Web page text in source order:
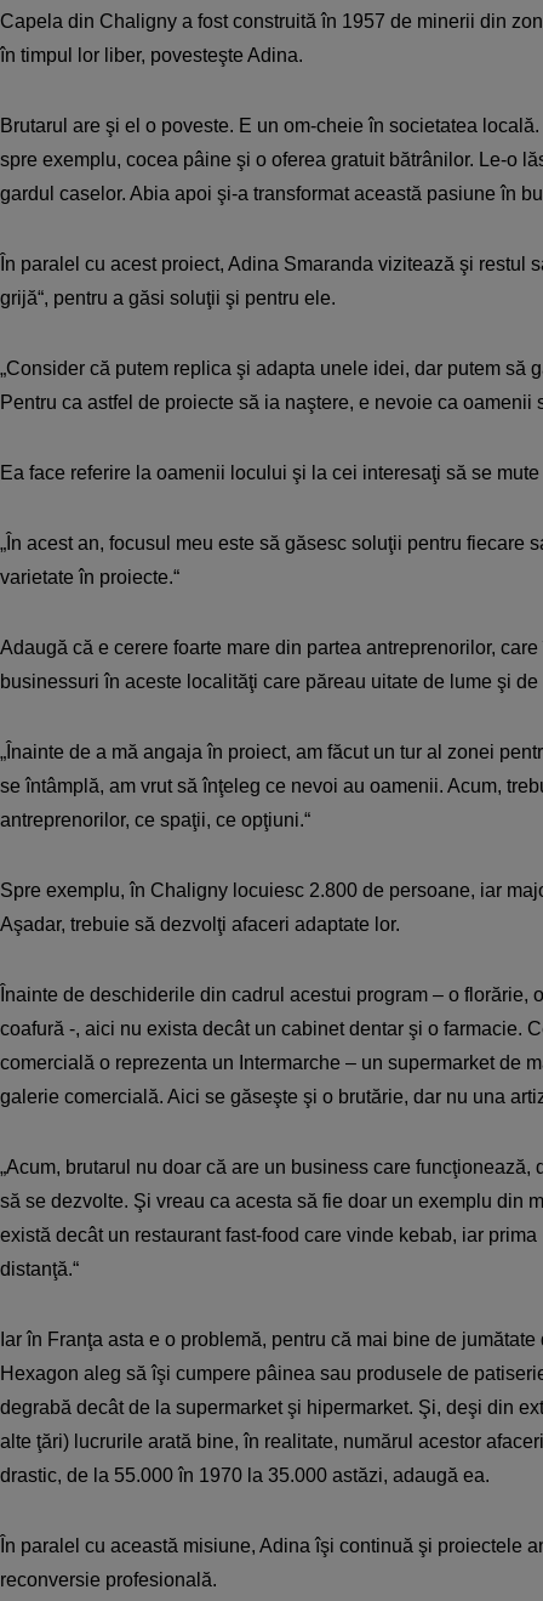
Capela din Chaligny a fost construită în 1957 de minerii din
în timpul lor liber, povesteşte Adina.
Brutarul are şi el o poveste. E un om-cheie în societatea
spre exemplu, cocea pâine şi o oferea gratuit bătrânilor. Le-o
gardul caselor. Abia apoi şi-a transformat această pasiune în
În paralel cu acest proiect, Adina Smaranda vizitează şi restul
grijă“, pentru a găsi soluţii şi pentru ele.
„Consider că putem replica şi adapta unele idei, dar putem să
Pentru ca astfel de proiecte să ia naştere, e nevoie ca oamenii
Ea face referire la oamenii locului şi la cei interesaţi să se
„În acest an, focusul meu este să găsesc soluţii pentru fiecare
varietate în proiecte.“
Adaugă că e cerere foarte mare din partea antreprenorilor,
businessuri în aceste localităţi care păreau uitate de lume şi de
„Înainte de a mă angaja în proiect, am făcut un tur al zonei
se întâmplă, am vrut să înţeleg ce nevoi au oamenii. Acum,
antreprenorilor, ce spaţii, ce opţiuni.“
Spre exemplu, în Chaligny locuiesc 2.800 de persoane, iar
Aşadar, trebuie să dezvolţi afaceri adaptate lor.
Înainte de deschiderile din cadrul acestui program – o florărie,
coafură -, aici nu exista decât un cabinet dentar şi o farmacie.
comercială o reprezenta un Intermarche – un supermarket de
galerie comercială. Aici se găseşte şi o brutărie, dar nu una
„Acum, brutarul nu doar că are un business care funcţionează,
să se dezvolte. Şi vreau ca acesta să fie doar un exemplu din
există decât un restaurant fast-food care vinde kebab, iar
distanţă.“
Iar în Franţa asta e o problemă, pentru că mai bine de
Hexagon aleg să îşi cumpere pâinea sau produsele de
degrabă decât de la supermarket şi hipermarket. Şi, deşi din
alte ţări) lucrurile arată bine, în realitate, numărul acestor
drastic, de la 55.000 în 1970 la 35.000 astăzi, adaugă ea.
În paralel cu această misiune, Adina îşi continuă şi proiectele
reconversie profesională.